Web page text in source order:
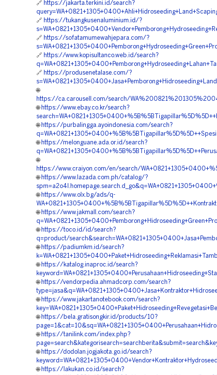
🔗 https://jakarta.terkini.id/search?
🔗 https://tukangkusenaluminium.id/?
🔗 https://sofatamumewahjepara.com/?
🔗 https://www.kopisultanco.web.id/search?
🔗 https://produsenetalase.com/?
🌐
https://ca.carousell.com/search/
🌐 https://www.ebay.co.kr/search?
🌐 https://purbalingga.ayoindonesia.com/search?
🌐 https://melonguane.ada.or.id/search?
🌐
https://www.craiyon.com/en/search/
🌐 https://www.lazada.com.ph/catalog/?
🌐 https://www.olx.bg/ads/q-
🌐 https://www.jakmall.com/search?
🌐 https://toco.id/id/search?
q=product/
🌐 https://padiumkm.id/search?
🌐 https://katalog.inaproc.id/search?
🌐 https://vendorpedia.ahmadcorp.com/search?
🌐 https://www.jakartanotebook.com/search?
🌐 https://bela.gratisongkir.id/products/10?
🌐 https://tanilink.com/index.php?
🌐 https://dodolan.jogjakota.go.id/search?
🌐 https://lakukan.co.id/search?